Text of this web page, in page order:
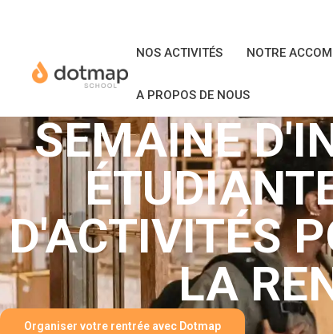
NOS ACTIVITÉS NOTRE
A PROPOS DE NOUS
SEMAINE
D'ACTIVITÉS
LA
Organiser votre rentrée avec Dotmap